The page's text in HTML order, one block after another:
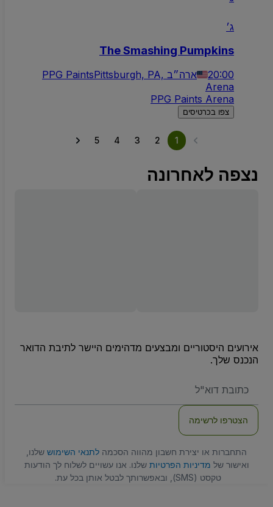
ג׳
The Smashing Pumpkins
20:00 Pittsburgh, PA, ארה״ב
PPG Paints
Arena
PPG Paints Arena
צפו בכרטיסים
1
נצפה לאחרונה
אירועים היסטוריים ומבצעים מדהימים היישר לתיבת הדואר
הנכנס שלך.
שלכם
הצטרפו לרשימה
התחברות או יצירת חשבון מהווה הסכמהלתנאי השימוששלנו,
ואישור שלמדיניות הפרטיותשלנו. אנו עשויים לשלוח לך הודעות
טקסט (SMS), ובאפשרותך לבטל אותן בכל עת.